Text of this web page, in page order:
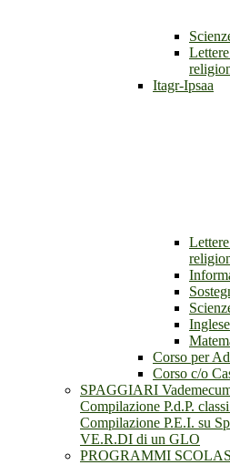
Itagr-Ipsaa
Inglese
Corso per
Corso c/o
SPAGGIARI
Compilazione P.d.P.
Compilazione P.E.I. su
VE.R.DI di un GLO
PROGRAMMI